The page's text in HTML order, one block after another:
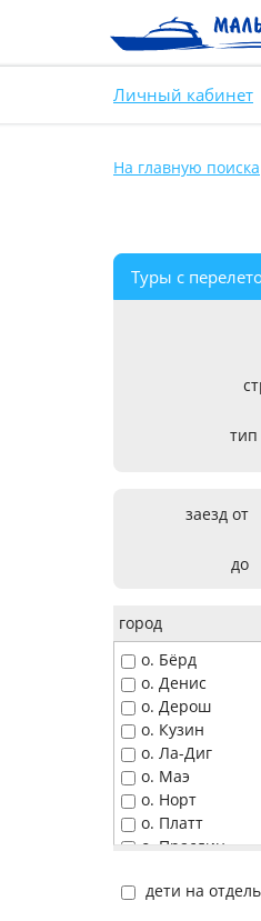
Личный кабинет
На главную поиска
Туры с
тип
заезд от
до
город
о. Бёрд
о. Денис
о. Дерош
о. Кузин
о. Ла-Диг
о. Маэ
о. Норт
о. Платт
о. Праслин
о. Серф
дети на